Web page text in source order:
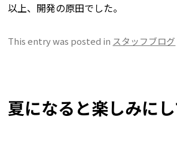
以上、開発の原田でした。
This entry was posted in スタッフブログ
夏になると楽しみに